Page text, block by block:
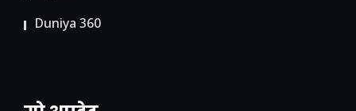
Duniya 360